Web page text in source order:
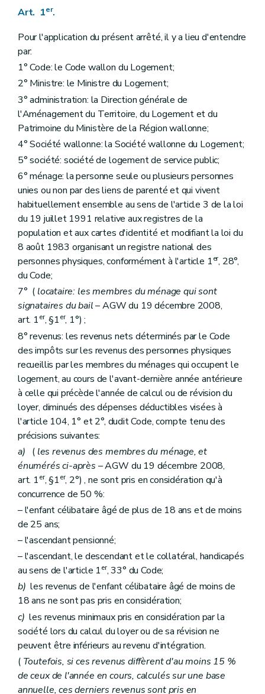
Art. 54
Chapitrepremier
Champ d'application
Art.
Art.54 ter
ChapitreIII
Du régime locatif
Art.54quater
Art.54quinquies
Titre VI Dispositions abrogatoires
Art. 55
Titre VII Dispositions transitoires
Art. 56
Art. 57
Art. 58
Art. 59
Art. 60
Titre VIII Entrée en vigueur
Art. 61
Art. 62
Annexe 1
Annexe 2
Annexe 3
Annexe 4
Annexe 5
Annexe 6
Annexe 7
Annexe 8
Annexe 9
Art. 1er.
Pour l'application du présent arrêté, il y a lieu d'entendre
par:
1° Code: le Code wallon du Logement;
2° Ministre: le Ministre du Logement;
3° administration: la Direction générale de
l'Aménagement du Territoire, du Logement et du
Patrimoine du Ministère de la Région wallonne;
4° Société wallonne: la Société wallonne du Logement;
5° société: société de logement de service public;
6° ménage: la personne seule ou plusieurs personnes
unies ou non par des liens de parenté et qui vivent
habituellement ensemble au sens de l'article 3 de la loi
du 19 juillet 1991 relative aux registres de la
population et aux cartes d'identité et modifiant la loi du
8 août 1983 organisant un registre national des
personnes physiques, conformément à l'article 1er, 28°,
du Code;
7° ( locataire: les membres du ménage qui sont
signataires du bail– AGW du 19 décembre 2008,
art. 1er, §1er, 1°) ;
8° revenus: les revenus nets déterminés par le Code
des impôts sur les revenus des personnes physiques
recueillis par les membres du ménages qui occupent le
logement, au cours de l'avant-dernière année antérieure
à celle qui précède l'année de calcul ou de révision du
loyer, diminués des dépenses déductibles visées à
l'article 104, 1° et 2°, dudit Code, compte tenu des
précisions suivantes:
a) ( les revenus des membres du ménage, et
énumérés ci-après – AGW du 19 décembre 2008,
art. 1er, §1er, 2°) , ne sont pris en considération qu'à
concurrence de 50 %:
– l'enfant célibataire âgé de plus de 18 ans et de moins
de 25 ans;
– l'ascendant pensionné;
– l'ascendant, le descendant et le collatéral, handicapés
au sens de l'article 1er, 33° du Code;
b) les revenus de l'enfant célibataire âgé de moins de
18 ans ne sont pas pris en considération;
c) les revenus minimaux pris en considération par la
société lors du calcul du loyer ou de sa révision ne
peuvent être inférieurs au revenu d'intégration.
( Toutefois, si ces revenus diffèrent d'au moins 15 %
de ceux de l'année en cours, calculés sur une base
annuelle, ces derniers revenus sont pris en